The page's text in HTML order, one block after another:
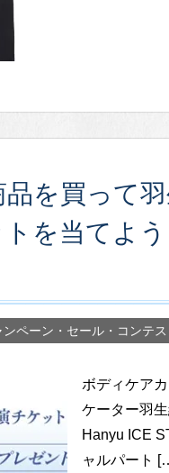
を買って
を当てよ
ンペーン・セール・コンテス
ボディケア
ケーター羽
Hanyu ICE
ャルパート